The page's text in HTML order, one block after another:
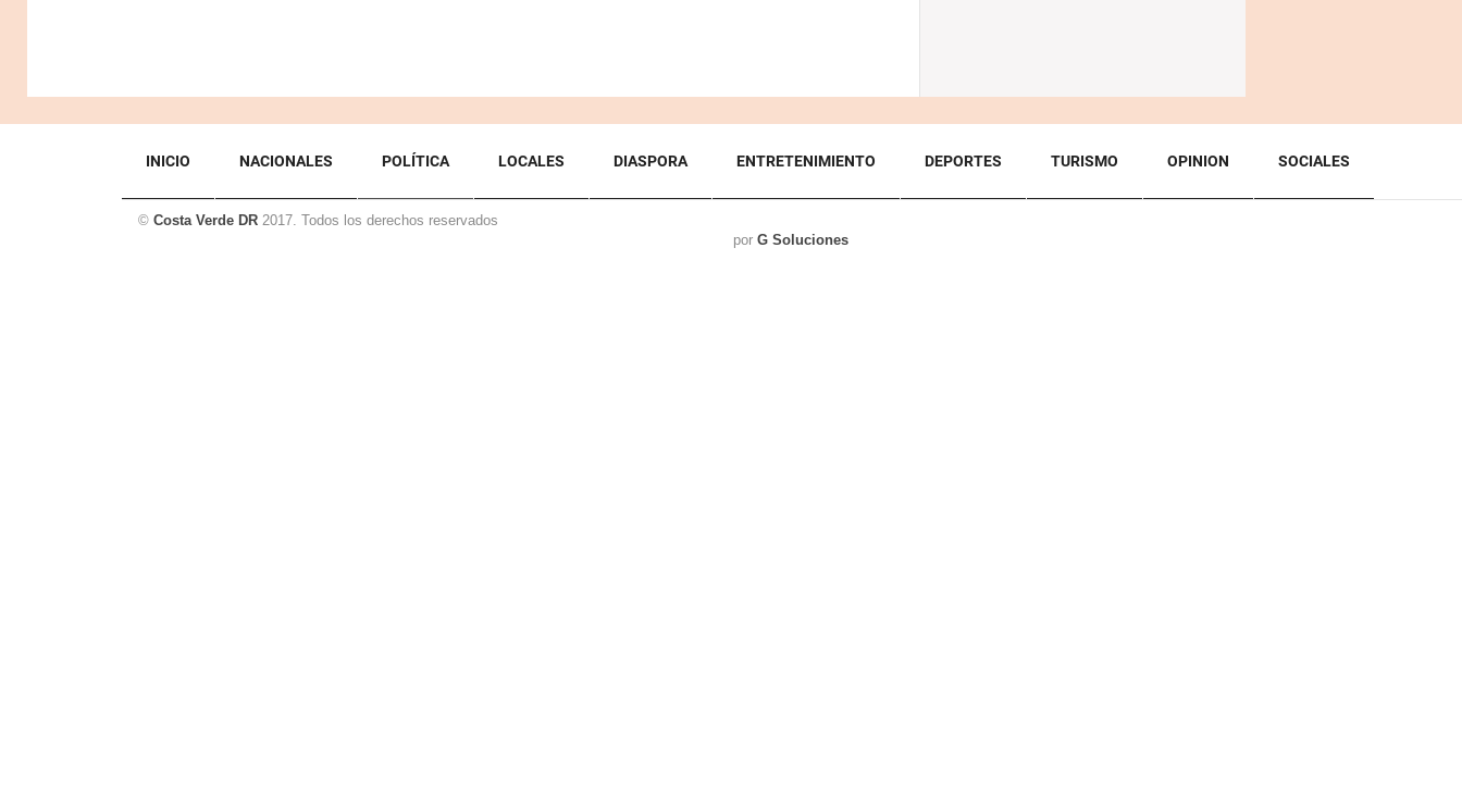
INICIO NACIONALES POLÍTICA LOCALES DIASPORA ENTRETENIMIENTO DEPORTES TURISMO OPINION SOCIALES
© Costa Verde DR 2017. Todos los derechos reservados
por G Soluciones